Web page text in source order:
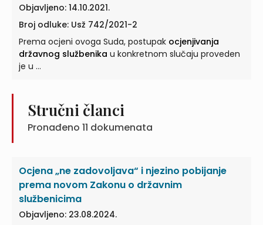
Objavljeno: 14.10.2021.
Broj odluke: Usž 742/2021-2
Prema ocjeni ovoga Suda, postupak ocjenjivanja
državnog službenika u konkretnom slučaju proveden
je u ...
Stručni članci
Pronađeno 11 dokumenata
Ocjena „ne zadovoljava“ i njezino pobijanje
prema novom Zakonu o državnim
službenicima
Objavljeno: 23.08.2024.